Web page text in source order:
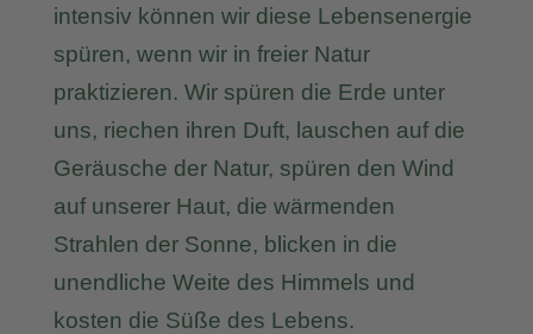
intensiv können wir diese Lebensenergie
spüren, wenn wir in freier Natur
praktizieren. Wir spüren die Erde unter
uns, riechen ihren Duft, lauschen auf die
Geräusche der Natur, spüren den Wind
auf unserer Haut, die wärmenden
Strahlen der Sonne, blicken in die
unendliche Weite des Himmels und
kosten die Süße des Lebens.